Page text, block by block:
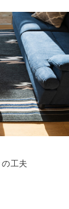
工夫